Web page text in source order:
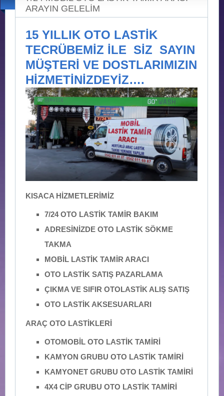
ARAYIN GELELİM
15 YILLIK OTO LASTİK
TECRÜBEMİZ İLE SİZ SAYIN
MÜŞTERİ VE DOSTLARIMIZIN
HİZMETİNİZDEYİZ….
KISACA HİZMETLERİMİZ
7/24 OTO LASTİK TAMİR BAKIM
ADRESİNİZDE OTO LASTİK SÖKME
TAKMA
MOBİL LASTİK TAMİR ARACI
OTO LASTİK SATIŞ PAZARLAMA
ÇIKMA VE SIFIR OTOLASTİK ALIŞ SATIŞ
OTO LASTİK AKSESUARLARI
ARAÇ OTO LASTİKLERİ
OTOMOBİL OTO LASTİK TAMİRİ
KAMYON GRUBU OTO LASTİK TAMİRİ
KAMYONET GRUBU OTO LASTİK TAMİRİ
4X4 CİP GRUBU OTO LASTİK TAMİRİ